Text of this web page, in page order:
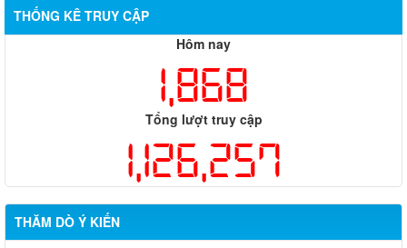
THỐNG KÊ TRUY CẬP
Hôm nay
1,868
Tổng lượt truy cập
1,126,257
THĂM DÒ Ý KIẾN